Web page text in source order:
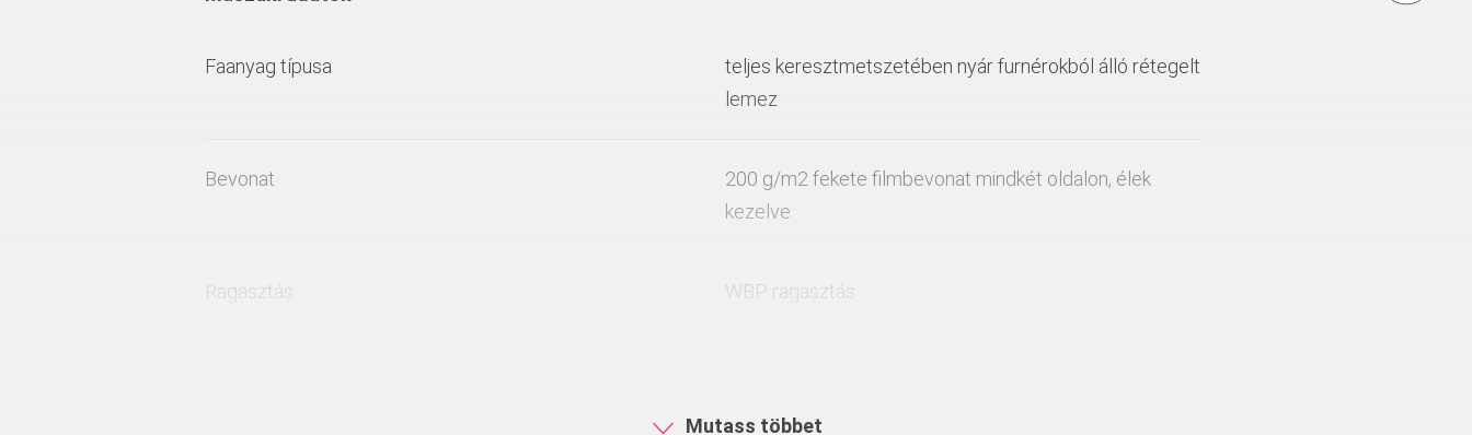
Faanyag típusa
teljes keresztmetszetében nyár furnérokból álló rétegelt
lemez
Bevonat
200 g/m2 fekete filmbevonat mindkét oldalon, élek
kezelve
Ragasztás WBP ragasztás
Mutass többet